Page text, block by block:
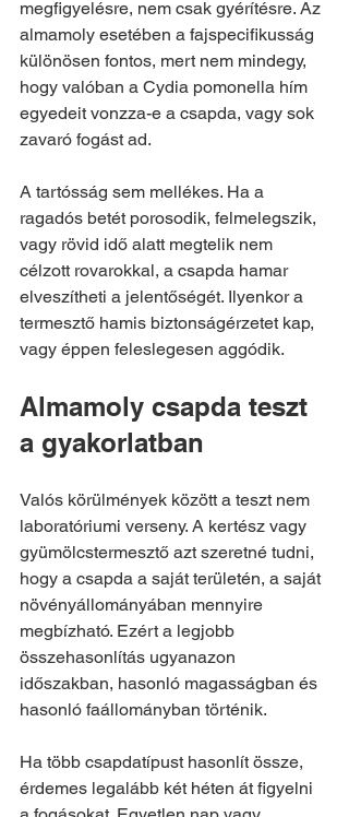
megfigyelésre, nem csak gyérítésre. Az
almamoly esetében a fajspecifikusság
különösen fontos, mert nem mindegy,
hogy valóban a Cydia pomonella hím
egyedeit vonzza-e a csapda, vagy sok
zavaró fogást ad.
A tartósság sem mellékes. Ha a
ragadós betét porosodik, felmelegszik,
vagy rövid idő alatt megtelik nem
célzott rovarokkal, a csapda hamar
elveszítheti a jelentőségét. Ilyenkor a
termesztő hamis biztonságérzetet kap,
vagy éppen feleslegesen aggódik.
Almamoly csapda teszt
a gyakorlatban
Valós körülmények között a teszt nem
laboratóriumi verseny. A kertész vagy
gyümölcstermesztő azt szeretné tudni,
hogy a csapda a saját területén, a saját
növényállományában mennyire
megbízható. Ezért a legjobb
összehasonlítás ugyanazon
időszakban, hasonló magasságban és
hasonló faállományban történik.
Ha több csapdatípust hasonlít össze,
érdemes legalább két héten át figyelni